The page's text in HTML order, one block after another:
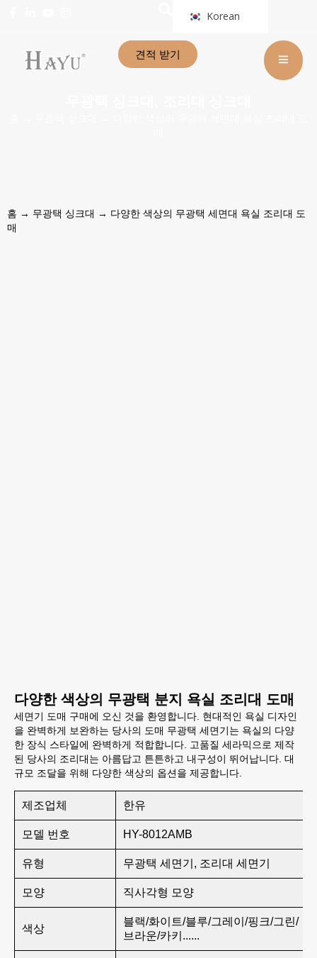
Korean
견적 받기
홈 → 무광택 싱크대 → 다양한 색상의 무광택 세면대 욕실 조리대 도
매
다양한 색상의 무광택 분지 욕실 조리대 도매
세면기 도매 구매에 오신 것을 환영합니다. 현대적인 욕실 디자인
을 완벽하게 보완하는 당사의 도매 무광택 세면기는 욕실의 다양
한 장식 스타일에 완벽하게 적합합니다. 고품질 세라믹으로 제작
된 당사의 조리대는 아름답고 튼튼하고 내구성이 뛰어납니다. 대
규모 조달을 위해 다양한 색상의 옵션을 제공합니다.
제조업체 한유
모델 번호 HY-8012AMB
유형 무광택 세면기, 조리대 세면기
모양 직사각형 모양
색상
블랙/화이트/블루/그레이/핑크/그린/
브라운/카키......